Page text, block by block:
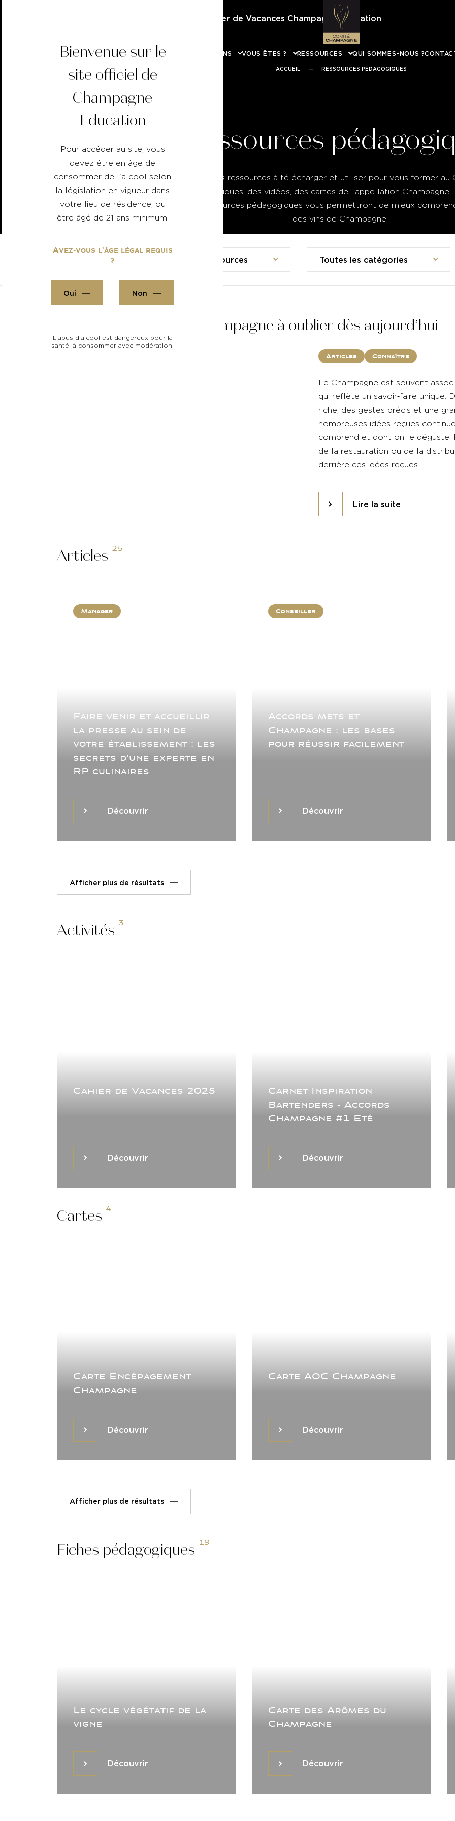
Téléchargez la version 2026 du Cahier de Vacances Champagne Education
NOS FORMATIONS VOUS ÊTES ? RESSOURCES QUI SOMMES-NOUS ?
ACCUEIL — RESSOURCES PÉDAGOGIQUES
Bienvenue sur le
site officiel de
Champagne
Education
Pour accéder au site, vous
devez être en âge de
consommer de l'alcool selon
la législation en vigueur dans
votre lieu de résidence, ou
être âgé de 21 ans minimum.
Avez-vous l'âge légal requis
?
Oui Non
L'abus d'alcool est dangereux pour la
santé, à consommer avec modération.
Ressources
De nombreuses ressources à télécharger et utiliser pour vous former au
fiches thématiques, des vidéos, des cartes de l’appellation
toutes ces ressources pédagogiques vous permettront de mieux
des vins de Champagne.
Toutes les ressources Toutes les catégories
5 idées reçues sur le Champagne à oublier dès aujourd’hui
Articles Connaître
Le Champagne est souvent
qui reflète un savoir‑faire unique.
riche, des gestes précis et une
nombreuses idées reçues
comprend et dont on le déguste.
de la restauration ou de la
derrière ces idées reçues.
Lire la suiteLire la suite
Articles 25
Manager
Faire venir et accueillir
la presse au sein de
votre établissement : les
secrets d’une experte en
RP culinaires
DécouvrirDécouvrir
Conseiller
Accords mets et
Champagne : les bases
pour réussir facilement
DécouvrirDécouvrir
Afficher plus de résultats
Activités 3
Cahier de Vacances 2025
DécouvrirDécouvrir
Carnet Inspiration
Bartenders - Accords
Champagne #1 Eté
DécouvrirDécouvrir
Cartes 4
Carte Encépagement
Champagne
DécouvrirDécouvrir
Carte AOC Champagne
DécouvrirDécouvrir
Afficher plus de résultats
Fiches pédagogiques 19
Le cycle végétatif de la
vigne
DécouvrirDécouvrir
Carte des Arômes du
Champagne
DécouvrirDécouvrir